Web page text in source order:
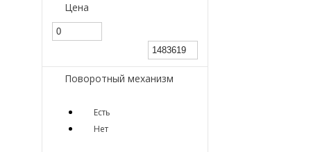
Цена
Поворотный механизм
Есть
Нет